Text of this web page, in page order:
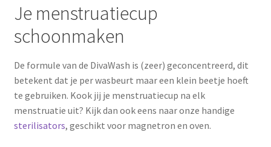
Je menstruatiecup
schoonmaken
De formule van de DivaWash is (zeer) geconcentreerd, dit
betekent dat je per wasbeurt maar een klein beetje hoeft
te gebruiken. Kook jij je menstruatiecup na elk
menstruatie uit? Kijk dan ook eens naar onze handige
sterilisators, geschikt voor magnetron en oven.